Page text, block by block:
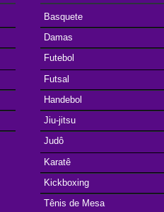
Basquete
Damas
Futebol
Futsal
Handebol
Jiu-jitsu
Judô
Karatê
Kickboxing
Tênis de Mesa